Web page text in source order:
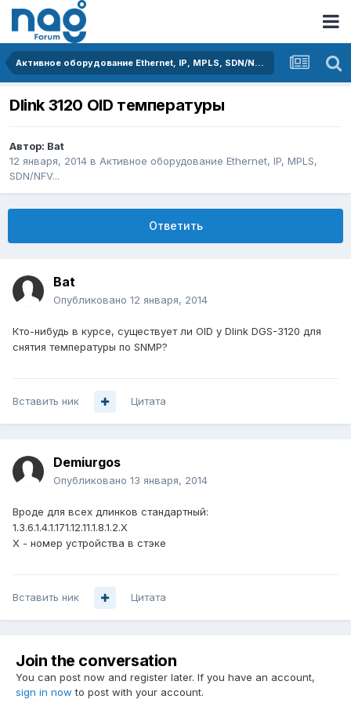
Активное оборудование Ethernet, IP, MPLS, SDN/NFV...
Dlink 3120 OID температуры
Автор: Bat
12 января, 2014 в Активное оборудование Ethernet, IP, MPLS,
SDN/NFV...
Ответить
Bat
Опубликовано 12 января, 2014
Кто-нибудь в курсе, существует ли OID у Dlink DGS-3120 для
снятия температуры по SNMP?
Вставить ник Цитата
Demiurgos
Опубликовано 13 января, 2014
Вроде для всех длинков стандартный:
1.3.6.1.4.1.171.12.11.1.8.1.2.X
X - номер устройства в стэке
Вставить ник Цитата
Join the conversation
You can post now and register later. If you have an account,
sign in now to post with your account.